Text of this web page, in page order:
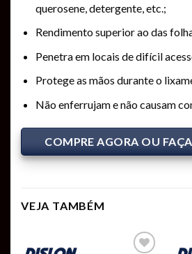
querosene, detergente, etc.;
Rendimento superior ao das
Penetra em locais de difícil
Protege as mãos durante o
Não enferrujam e não causam
COMPRE AGORA OU
VEJA TAMBÉM